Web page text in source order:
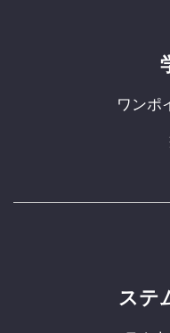
ワンポ
ステ